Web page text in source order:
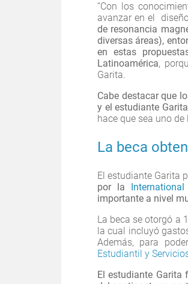
“Con los
avanzar en el
de resonancia
diversas áreas),
en estas
Latinoamérica,
Garita.
Cabe destacar que
y el estudiante Garita
hace que sea uno
La beca
El estudiante Garita
por
la
importante a nivel
La beca se otorgó a
la cual incluyó
Además, para
Estudiantil y
El estudiante Garita